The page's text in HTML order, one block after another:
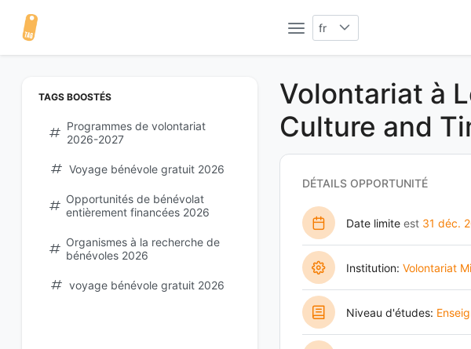
fr
TAGS BOOSTÉS
Programmes de volontariat
2026-2027
Voyage bénévole gratuit 2026
Opportunités de bénévolat
entièrement financées 2026
Organismes à la recherche de
bénévoles 2026
voyage bénévole gratuit 2026
Volontariat à
Culture and
DÉTAILS OPPORTUNITÉ
Date limite est 31 déc.
Institution: Volontariat
Niveau d'études: